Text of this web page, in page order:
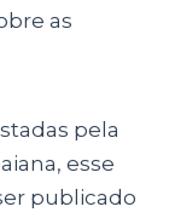
as
pela
esse
publicado